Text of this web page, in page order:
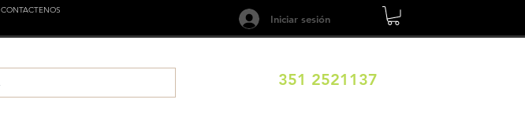
CONTACTENOS
Iniciar sesión
351 2521137